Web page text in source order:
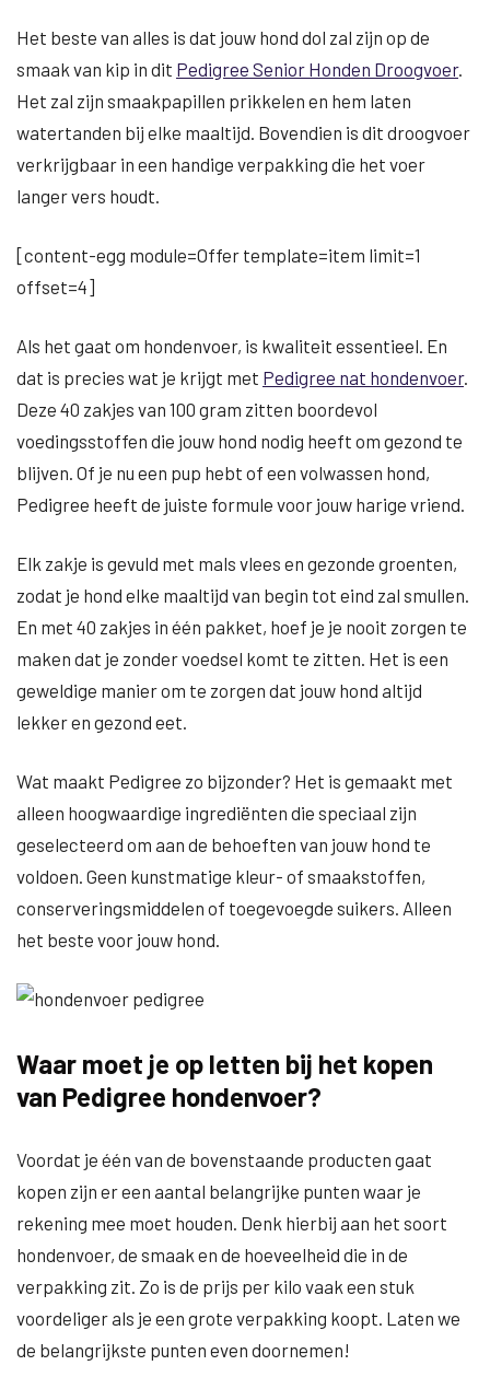
Het beste van alles is dat jouw hond dol zal zijn op de
smaak van kip in dit Pedigree Senior Honden Droogvoer.
Het zal zijn smaakpapillen prikkelen en hem laten
watertanden bij elke maaltijd. Bovendien is dit droogvoer
verkrijgbaar in een handige verpakking die het voer
langer vers houdt.
[content-egg module=Offer template=item limit=1
offset=4]
Als het gaat om hondenvoer, is kwaliteit essentieel. En
dat is precies wat je krijgt met Pedigree nat hondenvoer.
Deze 40 zakjes van 100 gram zitten boordevol
voedingsstoffen die jouw hond nodig heeft om gezond te
blijven. Of je nu een pup hebt of een volwassen hond,
Pedigree heeft de juiste formule voor jouw harige vriend.
Elk zakje is gevuld met mals vlees en gezonde groenten,
zodat je hond elke maaltijd van begin tot eind zal smullen.
En met 40 zakjes in één pakket, hoef je je nooit zorgen te
maken dat je zonder voedsel komt te zitten. Het is een
geweldige manier om te zorgen dat jouw hond altijd
lekker en gezond eet.
Wat maakt Pedigree zo bijzonder? Het is gemaakt met
alleen hoogwaardige ingrediënten die speciaal zijn
geselecteerd om aan de behoeften van jouw hond te
voldoen. Geen kunstmatige kleur- of smaakstoffen,
conserveringsmiddelen of toegevoegde suikers. Alleen
het beste voor jouw hond.
Waar moet je op letten bij het kopen
van Pedigree hondenvoer?
Voordat je één van de bovenstaande producten gaat
kopen zijn er een aantal belangrijke punten waar je
rekening mee moet houden. Denk hierbij aan het soort
hondenvoer, de smaak en de hoeveelheid die in de
verpakking zit. Zo is de prijs per kilo vaak een stuk
voordeliger als je een grote verpakking koopt. Laten we
de belangrijkste punten even doornemen!